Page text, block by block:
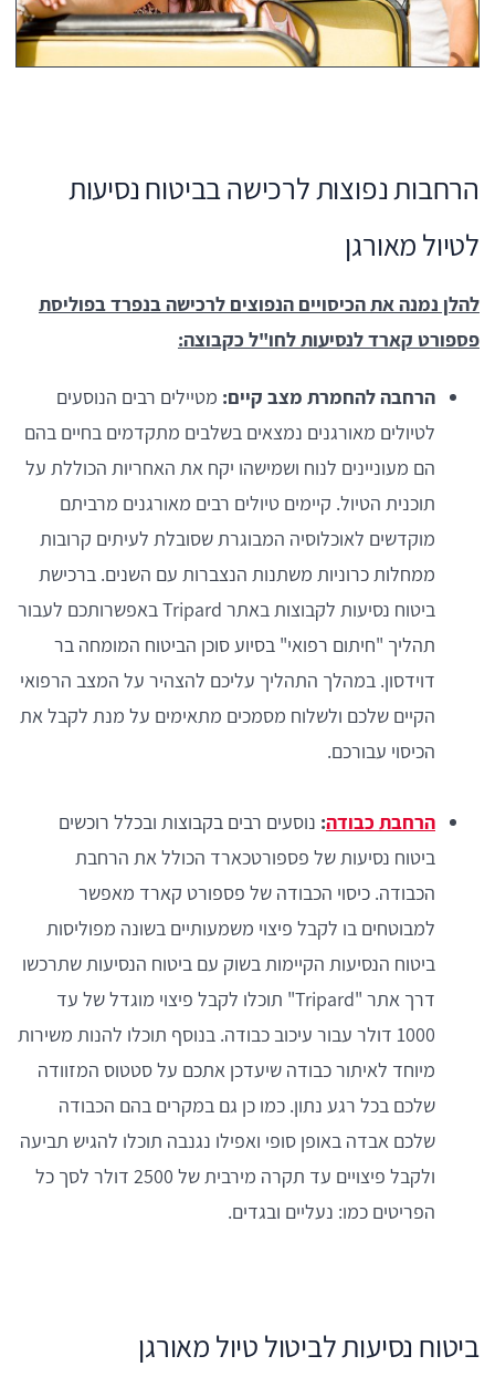
הרחבות נפוצות לרכישה בביטוח נסיעות
לטיול מאורגן
להלן נמנה את הכיסויים הנפוצים לרכישה בנפרד בפוליסת
פספורט קארד לנסיעות לחו"ל כקבוצה:
הרחבה להחמרת מצב קיים: מטיילים רבים הנוסעים
לטיולים מאורגנים נמצאים בשלבים מתקדמים בחיים בהם
הם מעוניינים לנוח ושמישהו יקח את האחריות הכוללת על
תוכנית הטיול. קיימים טיולים רבים מאורגנים מרביתם
מוקדשים לאוכלוסיה המבוגרת שסובלת לעיתים קרובות
ממחלות כרוניות משתנות הנצברות עם השנים. ברכישת
ביטוח נסיעות לקבוצות באתר Tripard באפשרותכם לעבור
תהליך "חיתום רפואי" בסיוע סוכן הביטוח המומחה בר
דוידסון. במהלך התהליך עליכם להצהיר על המצב הרפואי
הקיים שלכם ולשלוח מסמכים מתאימים על מנת לקבל את
הכיסוי עבורכם.
הרחבת כבודה: נוסעים רבים בקבוצות ובכלל רוכשים
ביטוח נסיעות של פספורטכארד הכולל את הרחבת
הכבודה. כיסוי הכבודה של פספורט קארד מאפשר
למבוטחים בו לקבל פיצוי משמעותיים בשונה מפוליסות
ביטוח הנסיעות הקיימות בשוק עם ביטוח הנסיעות שתרכשו
דרך אתר "Tripard" תוכלו לקבל פיצוי מוגדל של עד
1000 דולר עבור עיכוב כבודה. בנוסף תוכלו להנות משירות
מיוחד לאיתור כבודה שיעדכן אתכם על סטטוס המזוודה
שלכם בכל רגע נתון. כמו כן גם במקרים בהם הכבודה
שלכם אבדה באופן סופי ואפילו נגנבה תוכלו להגיש תביעה
ולקבל פיצויים עד תקרה מירבית של 2500 דולר לסך כל
הפריטים כמו: נעליים ובגדים.
ביטוח נסיעות לביטול טיול מאורגן